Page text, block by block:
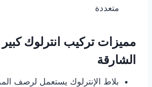
متعددة
مميزات تركيب انترلوك
الشارقة
بلاط الإنترلوك يستعمل لرصف